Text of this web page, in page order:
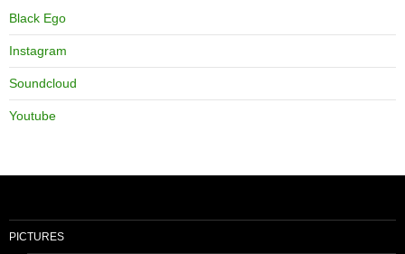
Black Ego
Instagram
Soundcloud
Youtube
PICTURES